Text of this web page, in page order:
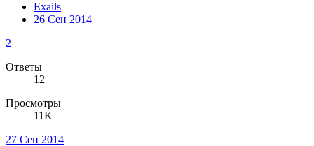
Exails
26 Сен 2014
2
Ответы
12
Просмотры
11K
27 Сен 2014